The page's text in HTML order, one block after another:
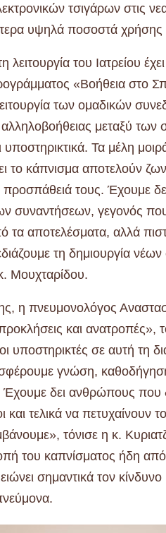
τσιγάρων στις
υψηλά ποσοστά
λειτουργία του Ιατρείου
«Βοήθεια στο
των ομαδικών
μεταξύ
Τα μέλη
το κάπνισμα αποτελούν
προσπάθειά τους. Έχουμε
συναντήσεων, γεγονός
τα αποτελέσματα, αλλά
τη δημιουργία
Μουχταρίδου.
η πνευμονολόγος
και ανατροπές»,
υποστηρικτές σε αυτή
γνώση, καθοδήγηση
Έχουμε δει ανθρώπους
και τελικά να πετυχαίνουν
τόνισε η κ.
του καπνίσματος ήδη
σημαντικά τον